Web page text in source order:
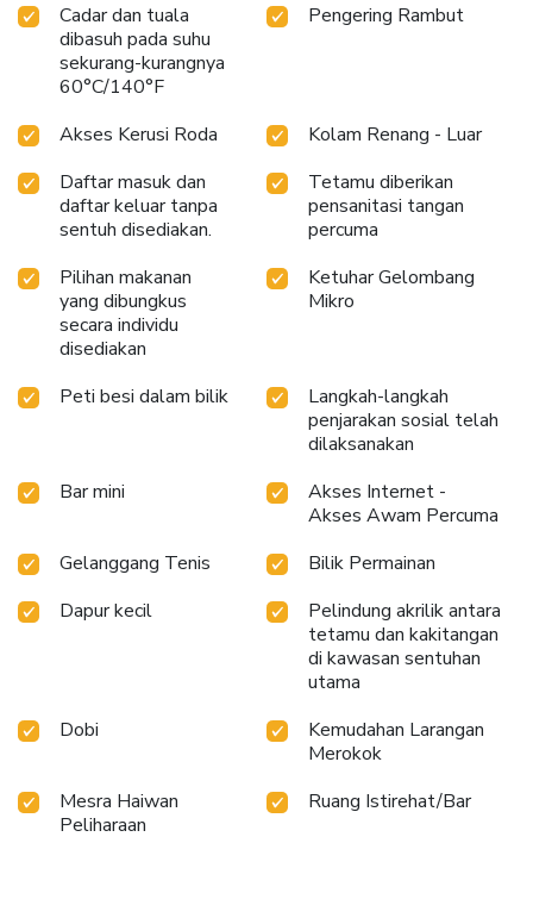
Cadar dan tuala
dibasuh pada suhu
sekurang-kurangnya
60°C/140°F
Pengering Rambut
Akses Kerusi Roda
Kolam Renang - Luar
Daftar masuk dan
daftar keluar tanpa
sentuh disediakan.
Tetamu diberikan
pensanitasi tangan
percuma
Pilihan makanan
yang dibungkus
secara individu
disediakan
Ketuhar Gelombang
Mikro
Peti besi dalam bilik
Langkah-langkah
penjarakan sosial telah
dilaksanakan
Bar mini
Akses Internet -
Akses Awam Percuma
Gelanggang Tenis
Bilik Permainan
Dapur kecil
Pelindung akrilik antara
tetamu dan kakitangan
di kawasan sentuhan
utama
Dobi
Kemudahan Larangan
Merokok
Mesra Haiwan
Peliharaan
Ruang Istirehat/Bar